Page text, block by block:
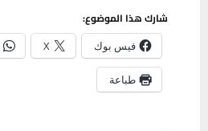
شارك هذا الموضوع:
فيس بوك X
طباعة